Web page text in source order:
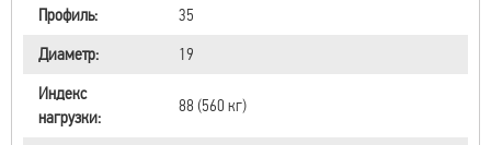
Профиль:
35
Диаметр:
19
Индекс
нагрузки:
88 (560 кг)